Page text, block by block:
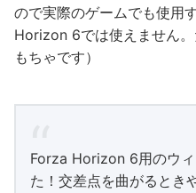
ので実際のゲームでも使用
Horizon 6では使えません
もちゃです）
Forza Horizon 6用のウ
た！交差点を曲がるとき